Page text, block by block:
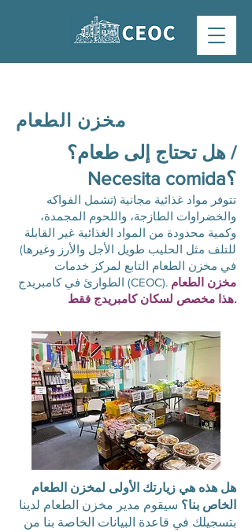
مخزن الطعام
هل تحتاج إلى طعام؟ /
Necesita comida؟
تتوفر مواد غذائية مجانية (تشمل الفواكه
والخضراوات الطازجة، واللحوم المجمدة،
وكمية محدودة من المواد الغذائية غير القابلة
للتلف مثل الحليب طويل الأجل والأرز وغيرها)
في مخزن الطعام التابع لمركز خدمات
الطوارئ في كامبريدج (CEOC). مخزن الطعام
هذا مخصص لسكان كامبريدج فقط.
هل هذه هي زيارتك الأولى لمخزن الطعام
الخاص بنا؟ سيقوم مدير مخزن الطعام لدينا
بتسجيلك في قاعدة البيانات الخاصة بنا من